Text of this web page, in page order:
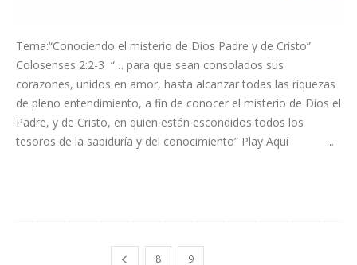
Tema:“Conociendo el misterio de Dios Padre y de Cristo”
Colosenses 2:2-3 “… para que sean consolados sus
corazones, unidos en amor, hasta alcanzar todas las riquezas
de pleno entendimiento, a fin de conocer el misterio de Dios el
Padre, y de Cristo, en quien están escondidos todos los
tesoros de la sabiduría y del conocimiento” Play Aquí ...
8 9